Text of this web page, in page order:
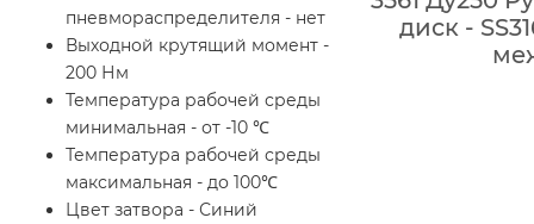
пневмораспределителя - нет
Выходной крутящий момент -
200 Нм
Температура рабочей среды
минимальная - от -10 ℃
Температура рабочей среды
максимальная - до 100℃
Цвет затвора - Синий
диск -